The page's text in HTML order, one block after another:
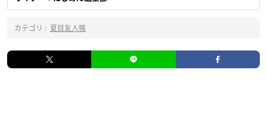
カテゴリ : 夏目友人帳